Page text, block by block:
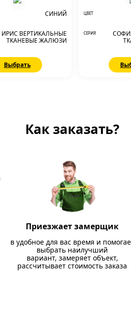
СИНИЙ
ИРИС ВЕРТИКАЛЬНЫЕ
ТКАНЕВЫЕ ЖАЛЮЗИ
Выбрать
ЦВЕТ
СЕРИЯ
Как заказать?
Приезжает замерщик
в удобное для вас время и
выбрать наилучший
вариант, замеряет объект,
рассчитывает стоимость заказа